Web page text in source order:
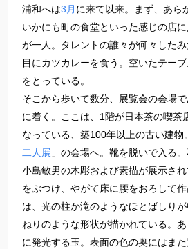
浦和へは3月 に来て以来。まず、あら
いかにも町の食堂といった感じの店
が一人。タレントの誰々が何々した
目にカツカレーを食う。空いたテー
をとっている。
そこから歩いて数分、展覧会の会場で
に着く。ここは、1階が日本茶の喫茶
なっている、築100年以上の古い建物
二人展 」の会場へ。靴を脱いで入る
小島敏男の木彫および素描が展示さ
をぶつけ、やがて床に腰をおろして
は、光の柱か滝のようなほとばしり
ねりのような形状が描かれている。
に発光する玉。表面の色の奥にはま